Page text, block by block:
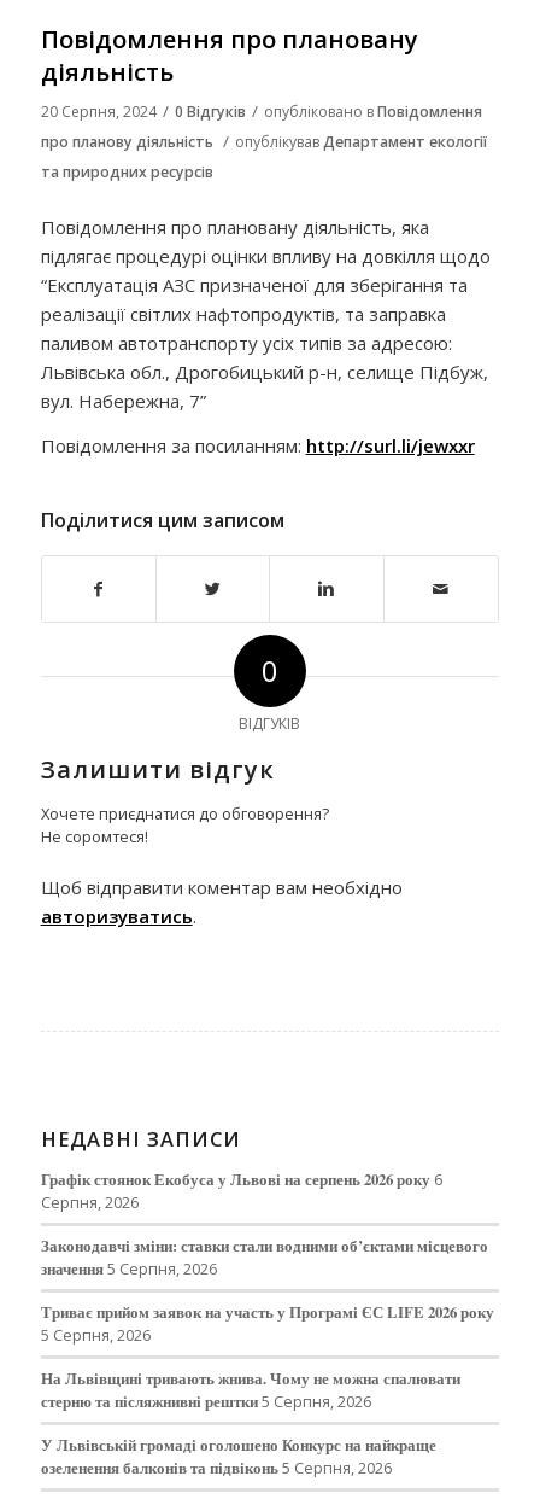
Повідомлення про плановану
діяльність
20 Серпня, 2024 / 0 Відгуків / опубліковано вПовідомлення
про планову діяльність / опублікувавДепартамент екології
та природних ресурсів
Повідомлення про плановану діяльність, яка
підлягає процедурі оцінки впливу на довкілля щодо
“Експлуатація АЗС призначеної для зберігання та
реалізації світлих нафтопродуктів, та заправка
паливом автотранспорту усіх типів за адресою:
Львівська обл., Дрогобицький р-н, селище Підбуж,
вул. Набережна, 7”
Повідомлення за посиланням: http://surl.li/jewxxr
Поділитися цим записом
0
ВІДГУКІВ
Залишити відгук
Хочете приєднатися до обговорення?
Не соромтеся!
Щоб відправити коментар вам необхідно
авторизуватись.
НЕДАВНІ ЗАПИСИ
Графік стоянок Екобуса у Львові на серпень 2026 року 6
Серпня, 2026
Законодавчі зміни: ставки стали водними об’єктами місцевого
значення5 Серпня, 2026
Триває прийом заявок на участь у Програмі ЄС LIFE 2026 року
5 Серпня, 2026
На Львівщині тривають жнива. Чому не можна спалювати
стерню та післяжнивні рештки5 Серпня, 2026
У Львівській громаді оголошено Конкурс на найкраще
озеленення балконів та підвіконь5 Серпня, 2026